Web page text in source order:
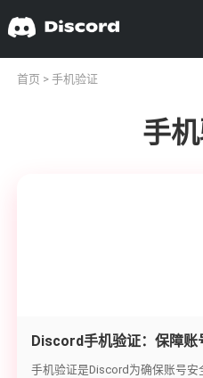
首页 > 手机验证
手
Discord手机验证：保障账
手机验证是Discord为确保账号